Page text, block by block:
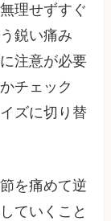
理せずすぐ
鋭い痛み
注意が必要
チェック
ズに切り替
を痛めて逆
ていくこと